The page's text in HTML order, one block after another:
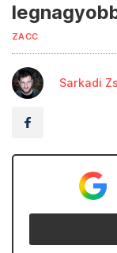
ZACC
Sarkadi